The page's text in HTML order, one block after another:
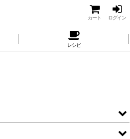
カート ログイン
レシピ